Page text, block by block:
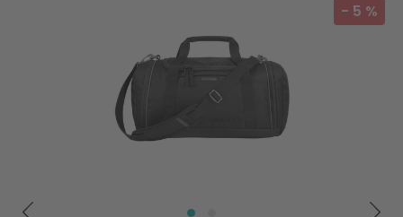
- 5 %